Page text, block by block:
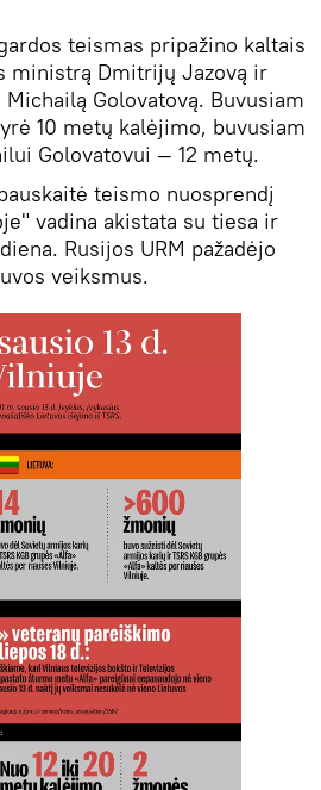
teismas pripažino kaltais
ministrą Dmitrijų Jazovą ir
Golovatovą. Buvusiam
10 metų kalėjimo, buvusiam
Golovatovui ― 12 metų.
teismo nuosprendį
vadina akistata su tiesa ir
Rusijos URM pažadėjo
veiksmus.